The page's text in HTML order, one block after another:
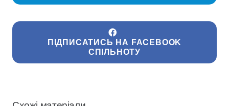
ПІДПИСАТИСЬ НА FACEBOOK
СПІЛЬНОТУ